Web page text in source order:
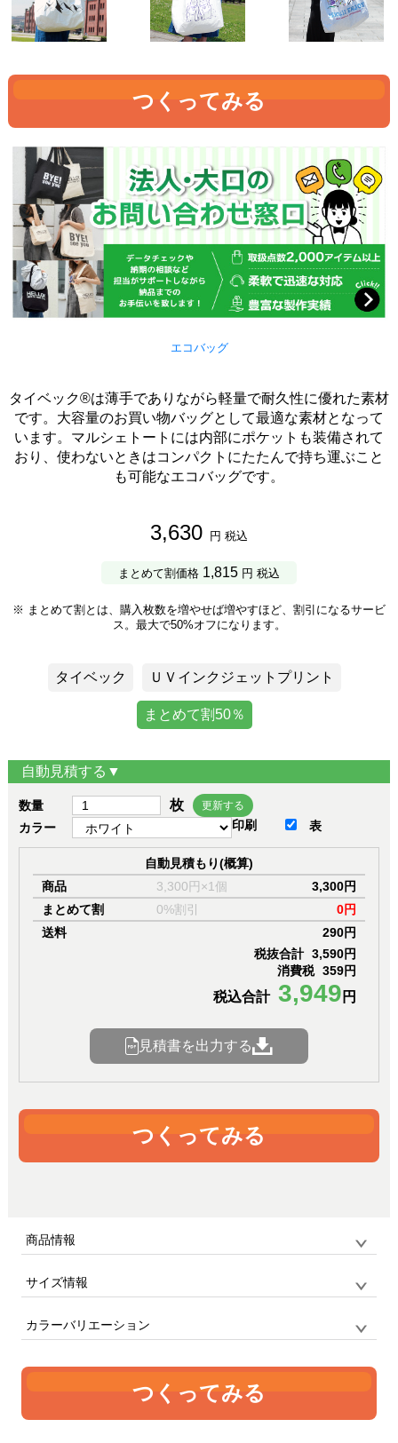
つくってみる
エコバッグ
タイベック®は薄手でありながら軽量で耐久性に優れた素材
です。大容量のお買い物バッグとして最適な素材となって
います。マルシェトートには内部にポケットも装備されて
おり、使わないときはコンパクトにたたんで持ち運ぶこと
も可能なエコバッグです。
3,630 円 税込
まとめて割価格 1,815 円 税込
※ まとめて割とは、購入枚数を増やせば増やすほど、割引になるサービ
ス。最大で50%オフになります。
タイベック ＵＶインクジェットプリント
まとめて割50％
自動見積する▼
数量 枚 更新する
カラー 印刷 表
自動見積もり(概算)
商品
3,300円×1個
3,300円
まとめて割
0%割引
0円
送料
290円
税抜合計 3,590円
消費税 359円
税込合計 3,949 円
見積書を出力する
つくってみる
商品情報
品番
サイズ情報
タイベック マルシェトート
単位:mm
380
カラーバリエーション
つくってみる